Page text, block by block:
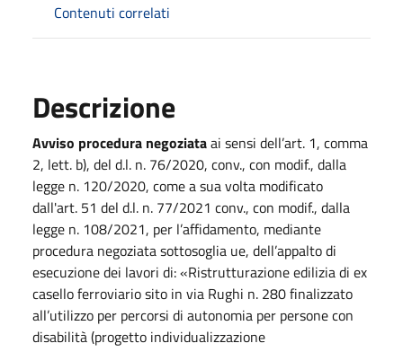
Contenuti correlati
Descrizione
Avviso procedura negoziataai sensi dell’art. 1, comma
2, lett. b), del d.l. n. 76/2020, conv., con modif., dalla
legge n. 120/2020, come a sua volta modificato
dall'art. 51 del d.l. n. 77/2021 conv., con modif., dalla
legge n. 108/2021, per l’affidamento, mediante
procedura negoziata sottosoglia ue, dell’appalto di
esecuzione dei lavori di: «Ristrutturazione edilizia di ex
casello ferroviario sito in via Rughi n. 280 finalizzato
all’utilizzo per percorsi di autonomia per persone con
disabilità (progetto individualizzazione